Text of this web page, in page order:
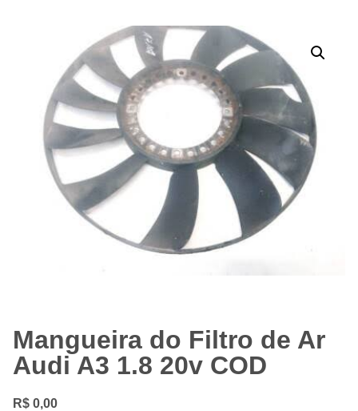
Mangueira do Filtro de Ar
Audi A3 1.8 20v COD
R$ 0,00